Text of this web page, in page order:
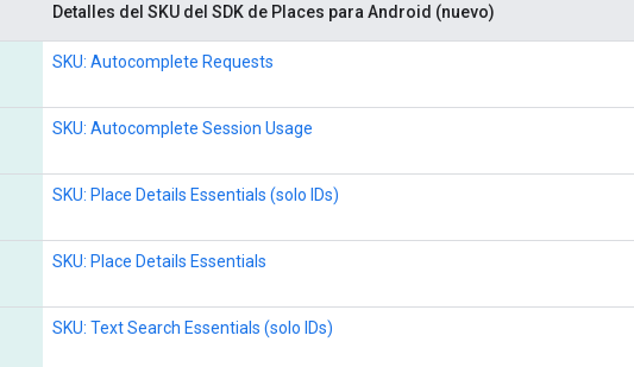
Detalles del SKU del SDK de Places para Android (nuevo)
SKU: Autocomplete Requests
SKU: Autocomplete Session Usage
SKU: Place Details Essentials (solo IDs)
SKU: Place Details Essentials
SKU: Text Search Essentials (solo IDs)